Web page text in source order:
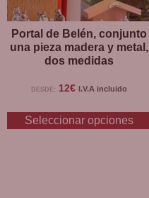
Portal de Belén, conjunto
una pieza madera y metal,
dos medidas
DESDE: 12€ I.V.A incluido
Seleccionar opciones